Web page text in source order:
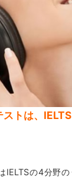
トは、
IELTSの4分野